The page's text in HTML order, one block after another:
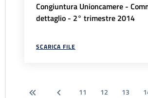
Congiuntura Unioncamere -
dettaglio - 2° trimestre 2014
SCARICA FILE
11 12 13